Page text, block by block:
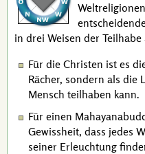
in drei Weisen der
Für die Christen ist es
Rächer, sondern als die
Mensch teilhaben kann.
Für einen
Gewissheit, dass jedes
seiner Erleuchtung